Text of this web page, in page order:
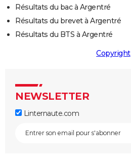
Résultats du bac à Argentré
Résultats du brevet à Argentré
Résultats du BTS à Argentré
Copyright
NEWSLETTER
Linternaute.com